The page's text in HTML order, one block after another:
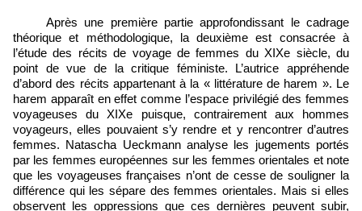
Après une première partie approfondissant le cadrage
théorique et méthodologique, la deuxième est consacrée à
l’étude des récits de voyage de femmes du XIXe siècle, du
point de vue de la critique féministe. L’autrice appréhende
d’abord des récits appartenant à la « littérature de harem ». Le
harem apparaît en effet comme l’espace privilégié des femmes
voyageuses du XIXe puisque, contrairement aux hommes
voyageurs, elles pouvaient s’y rendre et y rencontrer d’autres
femmes. Natascha Ueckmann analyse les jugements portés
par les femmes européennes sur les femmes orientales et note
que les voyageuses françaises n’ont de cesse de souligner la
différence qui les sépare des femmes orientales. Mais si elles
observent les oppressions que ces dernières peuvent subir,